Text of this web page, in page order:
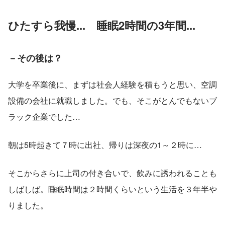
ひたすら我慢...　睡眠2時間の3年間...
－その後は？
大学を卒業後に、まずは社会人経験を積もうと思い、空調
設備の会社に就職しました。でも、そこがとんでもないブ
ラック企業でした…
朝は5時起きて７時に出社、帰りは深夜の1～２時に…
そこからさらに上司の付き合いで、飲みに誘われることも
しばしば。睡眠時間は２時間くらいという生活を３年半や
りました。